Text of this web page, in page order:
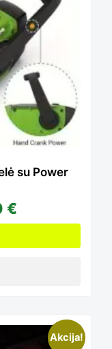
su Power
€
Akcija!